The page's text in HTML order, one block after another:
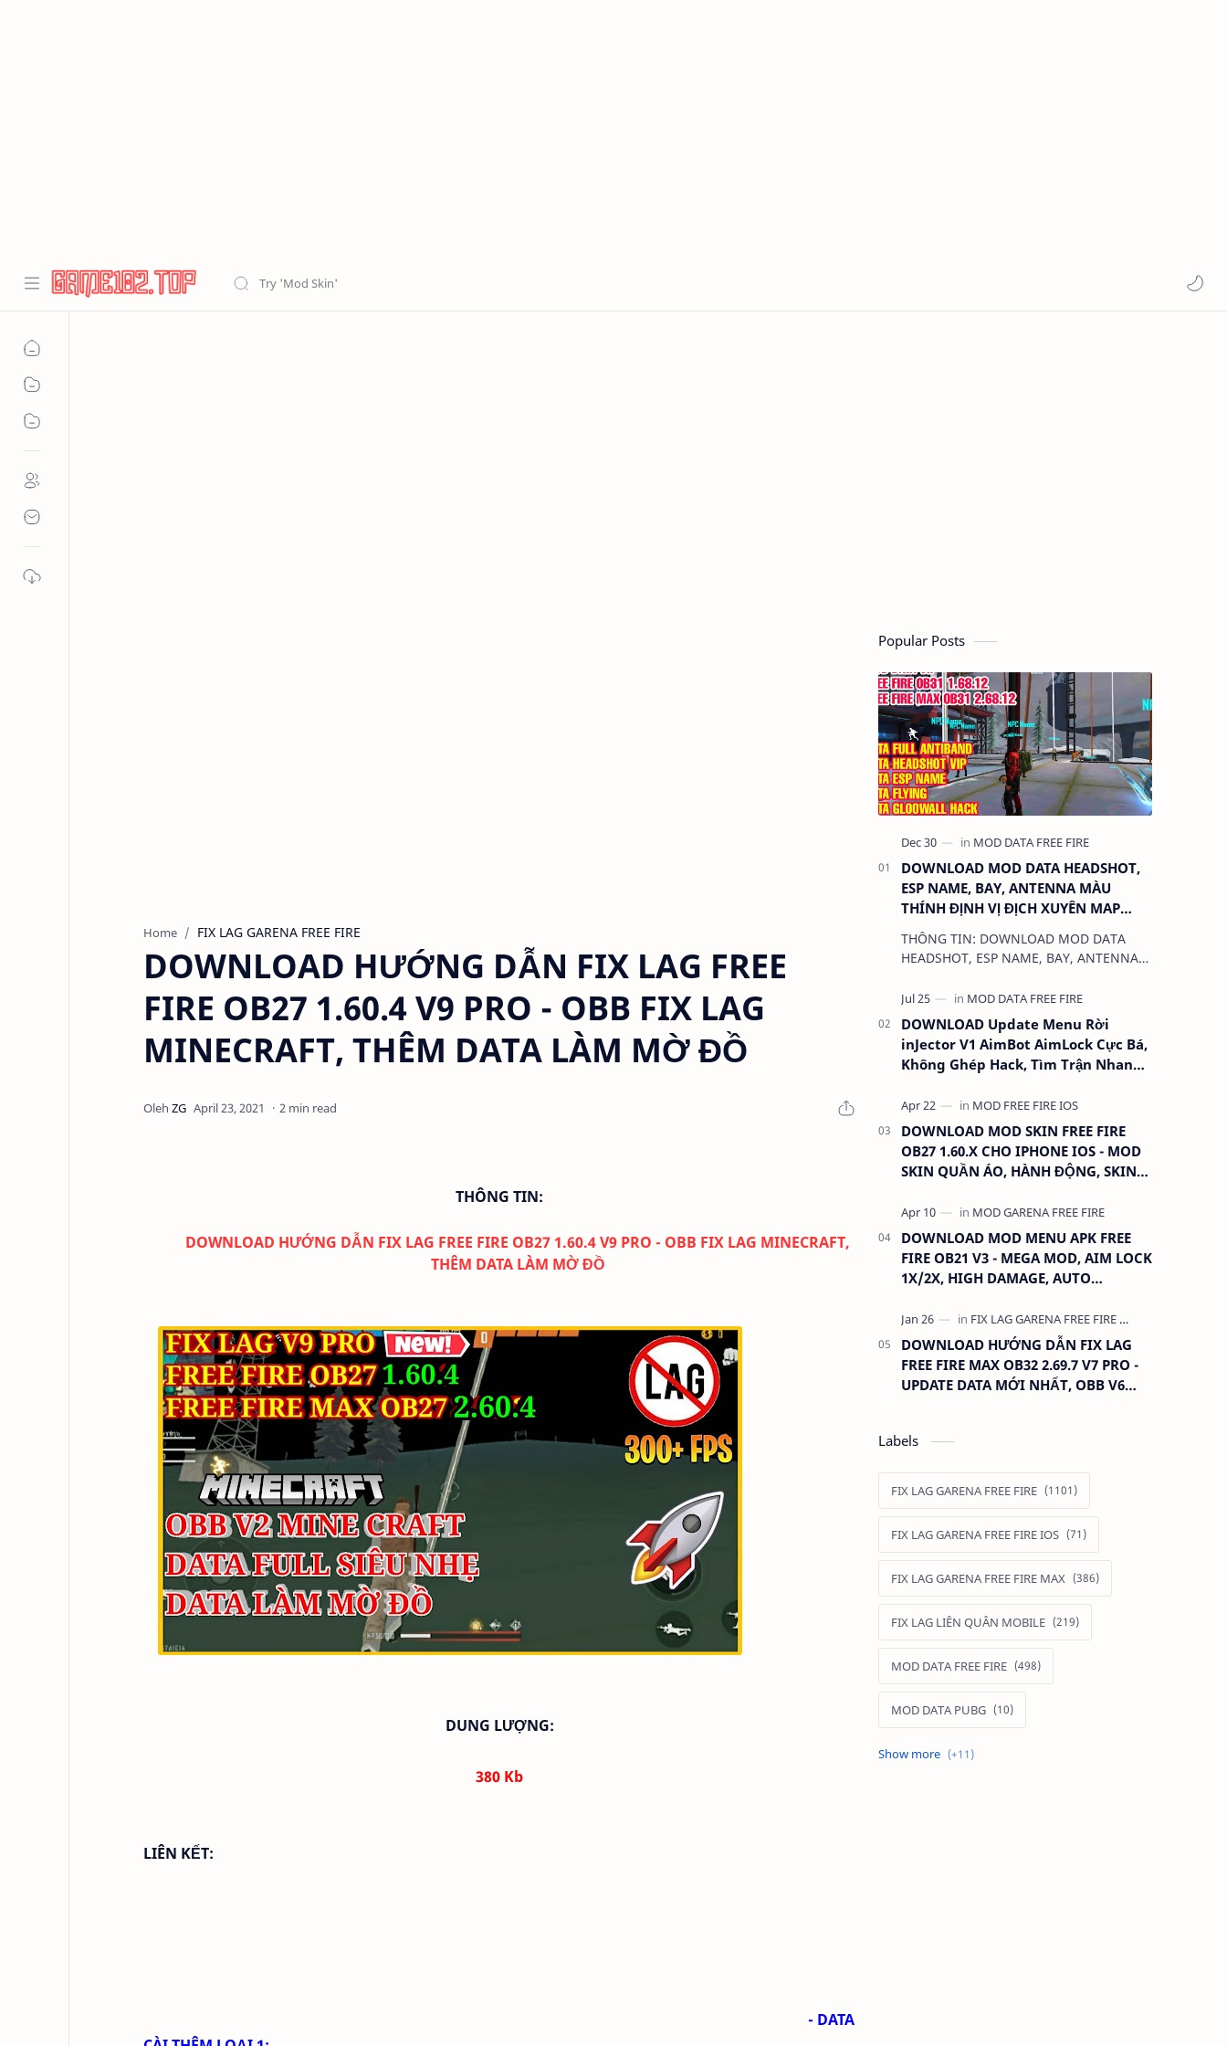
Home FIX LAG GARENA FREE FIRE
DOWNLOAD HƯỚNG DẪN FIX LAG FREE
FIRE OB27 1.60.4 V9 PRO - OBB FIX LAG
MINECRAFT, THÊM DATA LÀM MỜ ĐỒ
2 min read
THÔNG TIN:
DOWNLOAD HƯỚNG DẪN FIX LAG FREE FIRE OB27 1.60.4V9 PRO - OBB FIX LAG MINECRAFT,
THÊM DATA LÀM MỜ ĐỒ
DUNG LƯỢNG:
380 Kb
LIÊN KẾT:
- DATA
Popular Posts
DOWNLOAD MOD DATA HEADSHOT,
ESP NAME, BAY, ANTENNA MÀU
THÍNH ĐỊNH VỊ ĐỊCH XUYÊN MAP
CHO FREE FIRE OB31 1.68.12/2.68.12
MỚI NHẤT - KHÔNG KHÓA NICK
THÔNG TIN: DOWNLOAD MOD DATA
HEADSHOT, ESP NAME, BAY, ANTENNA
CHO FREE FIRE OB31 1.68.12/2.68.12
MỚI NHẤT - KHÔN…
DOWNLOAD Update Menu Rời
inJector V1 AimBot AimLock Cực Bá,
Không Ghép Hack, Tìm Trận Nhanh,
DOWNLOAD MOD SKIN FREE FIRE
OB27 1.60.X CHO IPHONE IOS - MOD
SKIN QUẦN ÁO, HÀNH ĐỘNG, SKIN
DOWNLOAD MOD MENU APK FREE
FIRE OB21 V3 - MEGA MOD, AIM LOCK
1X/2X, HIGH DAMAGE, AUTO
DOWNLOAD HƯỚNG DẪN FIX LAG
FREE FIRE MAX OB32 2.69.7 V7 PRO -
UPDATE DATA MỚI NHẤT, OBB V6
Labels
FIX LAG GARENA FREE FIRE
FIX LAG GARENA FREE FIRE IOS
FIX LAG GARENA FREE FIRE MAX
FIX LAG LIÊN QUÂN MOBILE
MOD DATA FREE FIRE
MOD DATA PUBG
MOD FREE FIRE